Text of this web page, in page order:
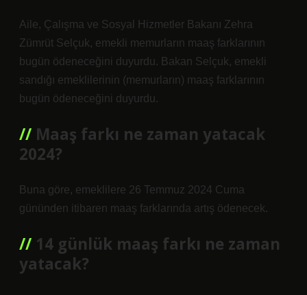
Aile, Çalışma ve Sosyal Hizmetler Bakanı Zehra
Zümrüt Selçuk, emekli memurların maaş farklarının
bugün ödeneceğini duyurdu. Bakan Selçuk, emekli
sandığı emeklilerinin (memurların) maaş farklarının
bugün ödeneceğini duyurdu.
Maaş farkı ne zaman yatacak
2024?
Buna göre, emeklilere 26 Temmuz 2024 Cuma
gününden itibaren maaş farklarında artış ödenecek.
14 günlük maaş farkı ne zaman
yatacak?